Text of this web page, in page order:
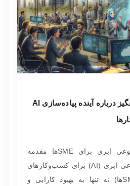
پیش‌بینی‌های شگفت‌انگیز درباره آینده پیاده‌سازی AI
پیاده‌سازی هوش مصنوعی ابری برای SMEها مقدمه
پیاده‌سازی هوش مصنوعی ابری (AI) برای کسب‌وکارهای
کوچک و متوسط (SMEها) نه تنها به بهبود کارایی و